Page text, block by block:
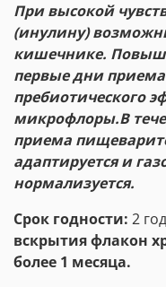
При высокой
(инулину)
кишечнике.
первые дни
пребиотического
микрофлоры.В
приема
адаптируется и
нормализуется.
Срок годности: 2
вскрытия флакон
более 1 месяца.